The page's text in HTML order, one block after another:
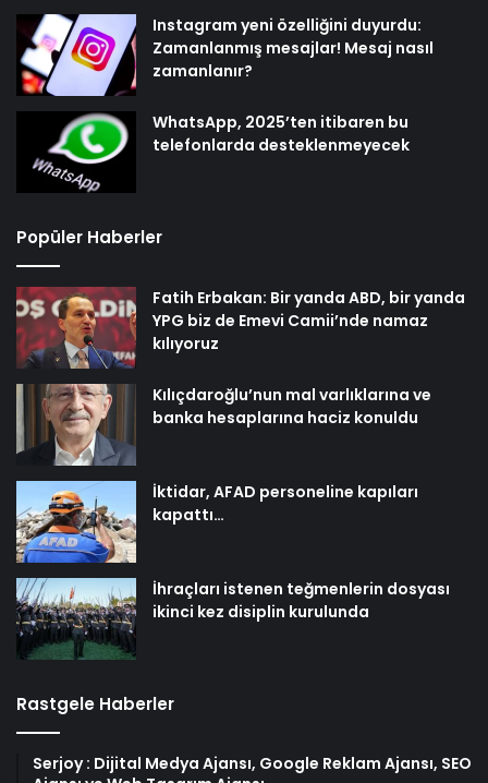
Instagram yeni özelliğini duyurdu:
Zamanlanmış mesajlar! Mesaj nasıl
zamanlanır?
WhatsApp, 2025’ten itibaren bu
telefonlarda desteklenmeyecek
Popüler Haberler
Fatih Erbakan: Bir yanda ABD, bir yanda
YPG biz de Emevi Camii’nde namaz
kılıyoruz
Kılıçdaroğlu’nun mal varlıklarına ve
banka hesaplarına haciz konuldu
İktidar, AFAD personeline kapıları
kapattı…
İhraçları istenen teğmenlerin dosyası
ikinci kez disiplin kurulunda
Rastgele Haberler
Serjoy : Dijital Medya Ajansı, Google Reklam Ajansı, SEO